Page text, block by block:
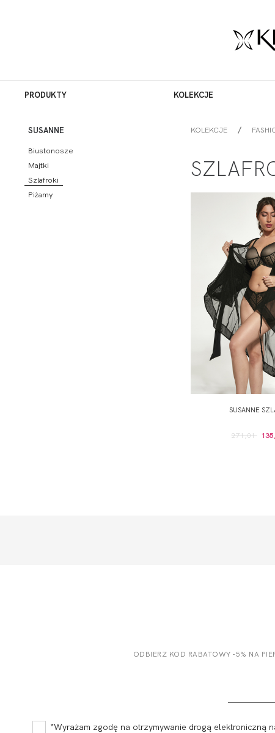
PRODUKTY KOLEKCJE
SUSANNE
Biustonosze
Majtki
Szlafroki
Piżamy
KOLEKCJE
SUSANNE
271,01
ODBIERZ KOD RABATOWY -5% NA
*Wyrażam zgodę na otrzymywanie drogą elektroniczną